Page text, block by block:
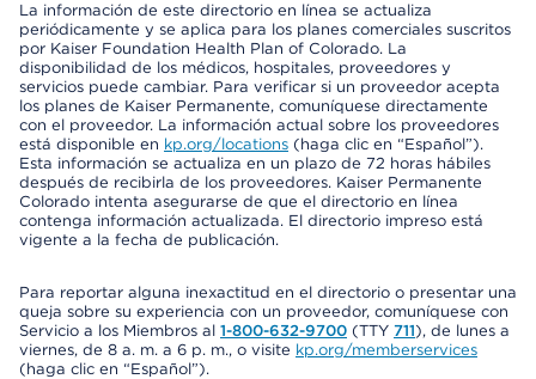
La información de este directorio en línea se actualiza
periódicamente y se aplica para los planes comerciales suscritos
por Kaiser Foundation Health Plan of Colorado. La
disponibilidad de los médicos, hospitales, proveedores y
servicios puede cambiar. Para verificar si un proveedor acepta
los planes de Kaiser Permanente, comuníquese directamente
con el proveedor. La información actual sobre los proveedores
está disponible en kp.org/locations (haga clic en “Español”).
Esta información se actualiza en un plazo de 72 horas hábiles
después de recibirla de los proveedores. Kaiser Permanente
Colorado intenta asegurarse de que el directorio en línea
contenga información actualizada. El directorio impreso está
vigente a la fecha de publicación.
Para reportar alguna inexactitud en el directorio o presentar una
queja sobre su experiencia con un proveedor, comuníquese con
Servicio a los Miembros al 1-800-632-9700 (TTY 711), de lunes a
viernes, de 8 a. m. a 6 p. m., o visite kp.org/memberservices
(haga clic en “Español”).